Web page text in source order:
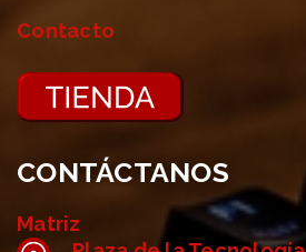
Contacto
CONTÁCTANOS
Matriz